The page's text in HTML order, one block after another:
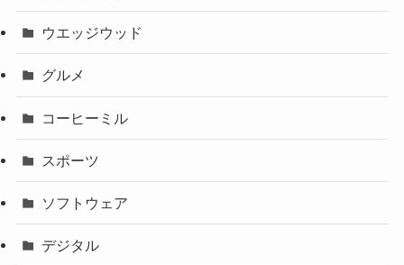
ウエッジウッド
グルメ
コーヒーミル
スポーツ
ソフトウェア
デジタル